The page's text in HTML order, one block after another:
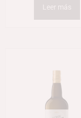
Leer más